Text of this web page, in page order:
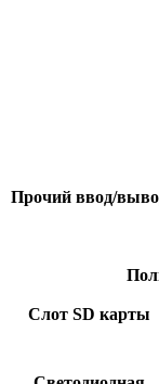
Прочий ввод/
Слот SD карты